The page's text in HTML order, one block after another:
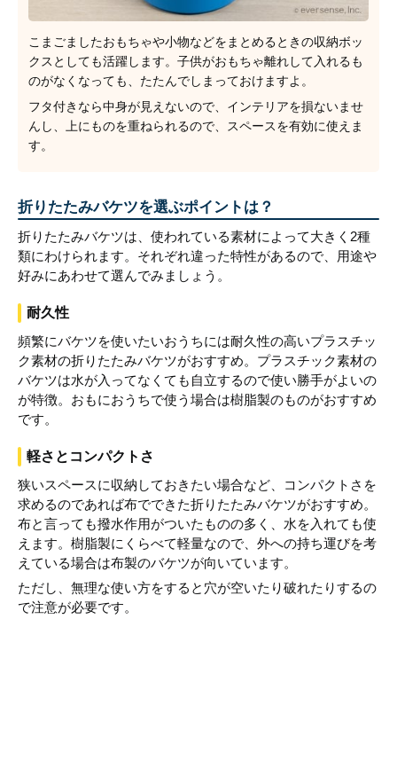
こまごましたおもちゃや小物などをまとめるときの収納ボッ
クスとしても活躍します。子供がおもちゃ離れして入れるも
のがなくなっても、たたんでしまっておけますよ。
フタ付きなら中身が見えないので、インテリアを損ないませ
んし、上にものを重ねられるので、スペースを有効に使えま
す。
折りたたみバケツを選ぶポイントは？
折りたたみバケツは、使われている素材によって大きく2種
類にわけられます。それぞれ違った特性があるので、用途や
好みにあわせて選んでみましょう。
耐久性
頻繁にバケツを使いたいおうちには耐久性の高いプラスチッ
ク素材の折りたたみバケツがおすすめ。プラスチック素材の
バケツは水が入ってなくても自立するので使い勝手がよいの
が特徴。おもにおうちで使う場合は樹脂製のものがおすすめ
です。
軽さとコンパクトさ
狭いスペースに収納しておきたい場合など、コンパクトさを
求めるのであれば布でできた折りたたみバケツがおすすめ。
布と言っても撥水作用がついたものの多く、水を入れても使
えます。樹脂製にくらべて軽量なので、外への持ち運びを考
えている場合は布製のバケツが向いています。
ただし、無理な使い方をすると穴が空いたり破れたりするの
で注意が必要です。